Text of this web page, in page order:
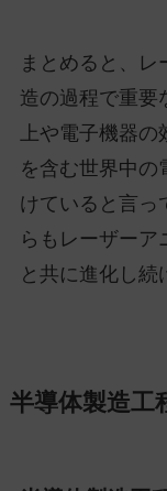
まとめると、
造の過程で重要
上や電子機器
を含む世界中の
けていると言っ
らもレーザーア
と共に進化し続
半導体製造工